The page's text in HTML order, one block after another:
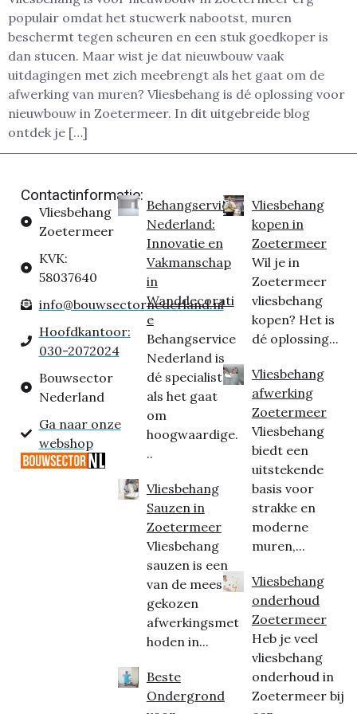
populair omdat het stucwerk nabootst, muren
beschermt tegen scheuren en een stuk goedkoper is
dan stucen. Maar wist je dat nieuwbouw vaak
uitdagingen met zich meebrengt als het gaat om de
afwerking van muren? Vliesbehang is dé oplossing voor
nieuwbouw in Zoetermeer. In dit uitgebreide blog
ontdek je […]
Contactinformatie:
Vliesbehang
Zoetermeer
KVK:
58037640
info@bouwsectornederland.nl
Hoofdkantoor:
030-2072024
Bouwsector
Nederland
Ga naar onze
webshop
Behangservice
Nederland:
Innovatie en
Vakmanschap
in
Wanddecorati
e
Behangservice
Nederland is
dé specialist
als het gaat
om
hoogwaardige.
..
Vliesbehang
Sauzen in
Zoetermeer
Vliesbehang
sauzen is een
van de meest
gekozen
afwerkingsmet
hoden in...
Beste
Ondergrond
Vliesbehang
kopen in
Zoetermeer
Wil je in
Zoetermeer
vliesbehang
kopen? Het is
dé oplossing...
Vliesbehang
afwerking
Zoetermeer
Vliesbehang
biedt een
uitstekende
basis voor
strakke en
moderne
muren,...
Vliesbehang
onderhoud
Zoetermeer
Heb je veel
vliesbehang
onderhoud in
Zoetermeer bij